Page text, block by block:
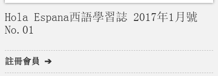
Hola Espana西語學習誌 2017年1月號
No.01
註冊會員 ➔